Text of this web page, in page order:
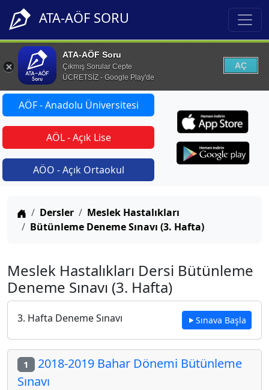
ATA-AÖF SORU
ATA-AÖF Soru
Çıkmış Sorular Cepte
ÜCRETSİZ - Google Play'de
AÇ
AÖF - Anadolu Üniversitesi
AÖL - Açık Lise
AÖO - Açık Ortaokul
Anasayfa
Dersler
Meslek Hastalıkları
Bütünleme Deneme Sınavı (3. Hafta)
Meslek Hastalıkları Dersi Bütünleme
Deneme Sınavı (3. Hafta)
3. Hafta Deneme Sınavı Sınava Başla
1 2018-2019 Bahar Dönemi Bütünleme
Sınavı